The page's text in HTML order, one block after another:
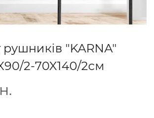
"KARNA"
2-70X140/2см